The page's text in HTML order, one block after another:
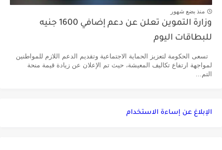
منذ بضع شهور
وزارة التموين تعلن عن دعم إضافي 1600 جنيه
للبطاقات اليوم
تسعى الحكومة لتعزيز الحماية الاجتماعية وتقديم الدعم اللازم للمواطنين
لمواجهة ارتفاع تكاليف المعيشة، حيث تم الإعلان عن زيادة قيمة منحة
التم...
الإبلاغ عن إساءة الاستخدام